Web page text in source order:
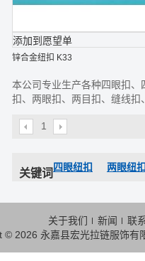
添加到愿望单
锌合金纽扣 K33
本公司专业生产各种四眼扣、
扣、两眼扣、两目扣、缝线扣
1
关键词 四眼纽扣 两眼纽
关于我们 新闻
联
© 2026 永嘉县宏光拉链服饰有